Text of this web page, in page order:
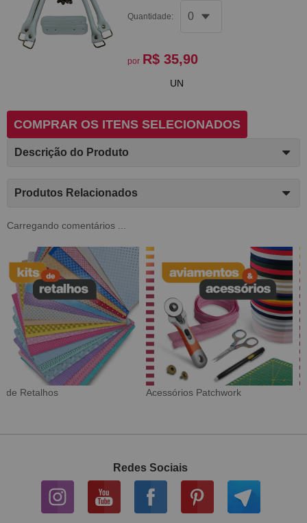
Quantidade:
por R$ 35,90
UN
COMPRAR OS ITENS SELECIONADOS
Descrição do Produto
Produtos Relacionados
Carregando comentários ...
Tecido Digital Sarja Impermeável
Redes Sociais